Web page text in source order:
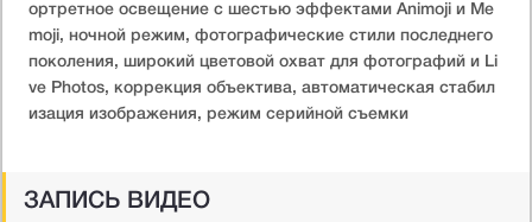
ортретное освещение с шестью эффектами Animoji и Me
moji, ночной режим, фотографические стили последнего
поколения, широкий цветовой охват для фотографий и Li
ve Photos, коррекция объектива, автоматическая стабил
изация изображения, режим серийной съемки
ЗАПИСЬ ВИДЕО